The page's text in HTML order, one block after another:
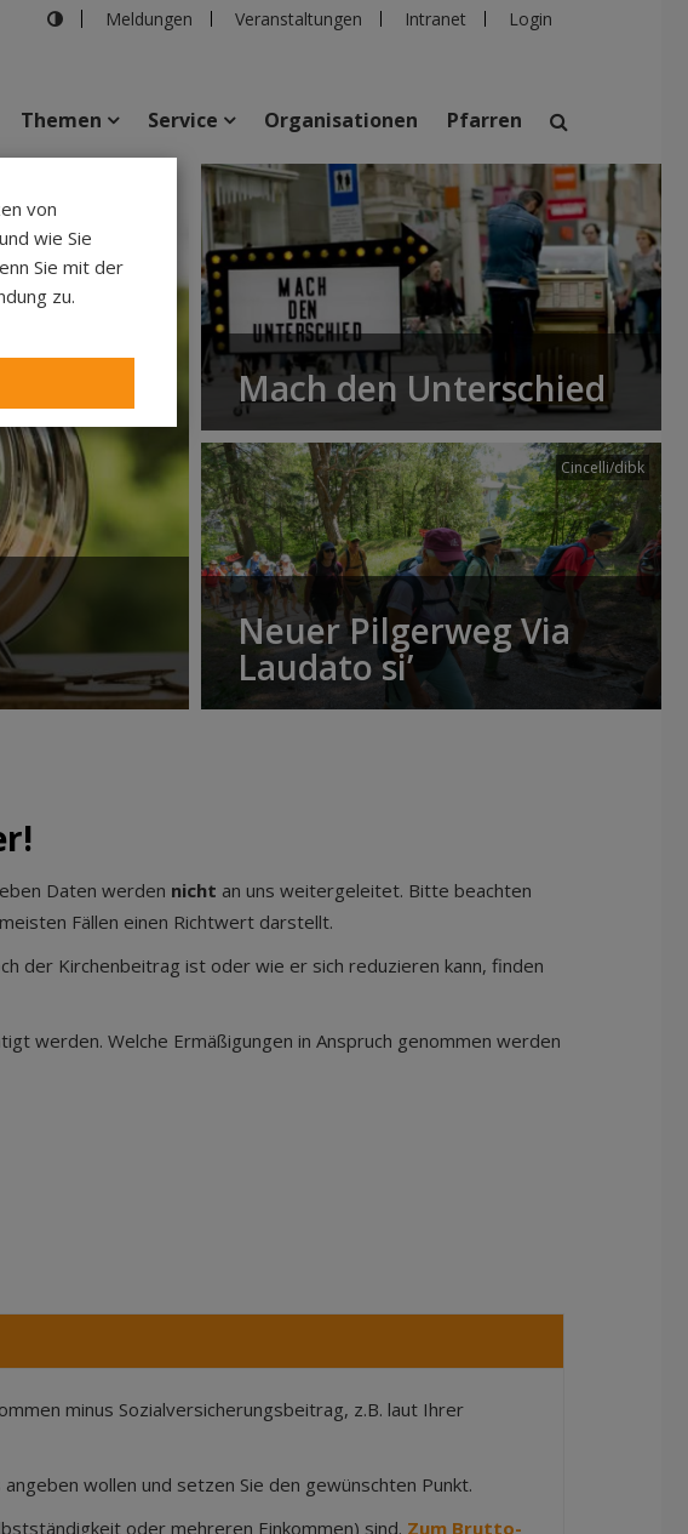
Meldungen Veranstaltungen Intranet Login
suchen
Veranstaltungen Personen Pfarren Einrichtungen
Themen Service Organisationen Pfarren
Mach den Unterschied
Cincelli/dibk
Neuer Pilgerweg Via
Laudato si’
Daten werden nicht an uns weitergeleitet. Bitte beachten
Fällen einen Richtwert darstellt.
der Kirchenbeitrag ist oder wie er sich reduzieren kann, finden
werden. Welche Ermäßigungen in Anspruch genommen werden
minus Sozialversicherungsbeitrag, z.B. laut Ihrer
wollen und setzen Sie den gewünschten Punkt.
oder mehreren Einkommen) sind. Zum Brutto-
von
wie Sie
Sie mit der
zu.